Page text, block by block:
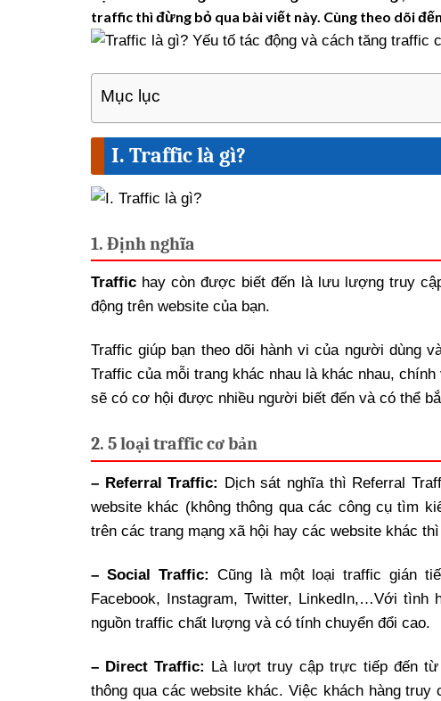
traffic thì đừng bỏ qua bài viết này. Cùng theo dõi
Mục lục
I. Traffic là gì?
1. Định nghĩa
Traffic hay còn được biết đến là lưu lượng truy
động trên website của bạn.
Traffic giúp bạn theo dõi hành vi của người dùng
Traffic của mỗi trang khác nhau là khác nhau,
sẽ có cơ hội được nhiều người biết đến và có thể
2. 5 loại traffic cơ bản
– Referral Traffic: Dịch sát nghĩa thì Referral
website khác (không thông qua các công cụ tìm
trên các trang mạng xã hội hay các website khác
– Social Traffic: Cũng là một loại traffic gián
Facebook, Instagram, Twitter, LinkedIn,…Với
nguồn traffic chất lượng và có tính chuyển đổi cao.
– Direct Traffic:
Là lượt truy cập trực tiếp đến từ
thông qua các website khác. Việc khách hàng